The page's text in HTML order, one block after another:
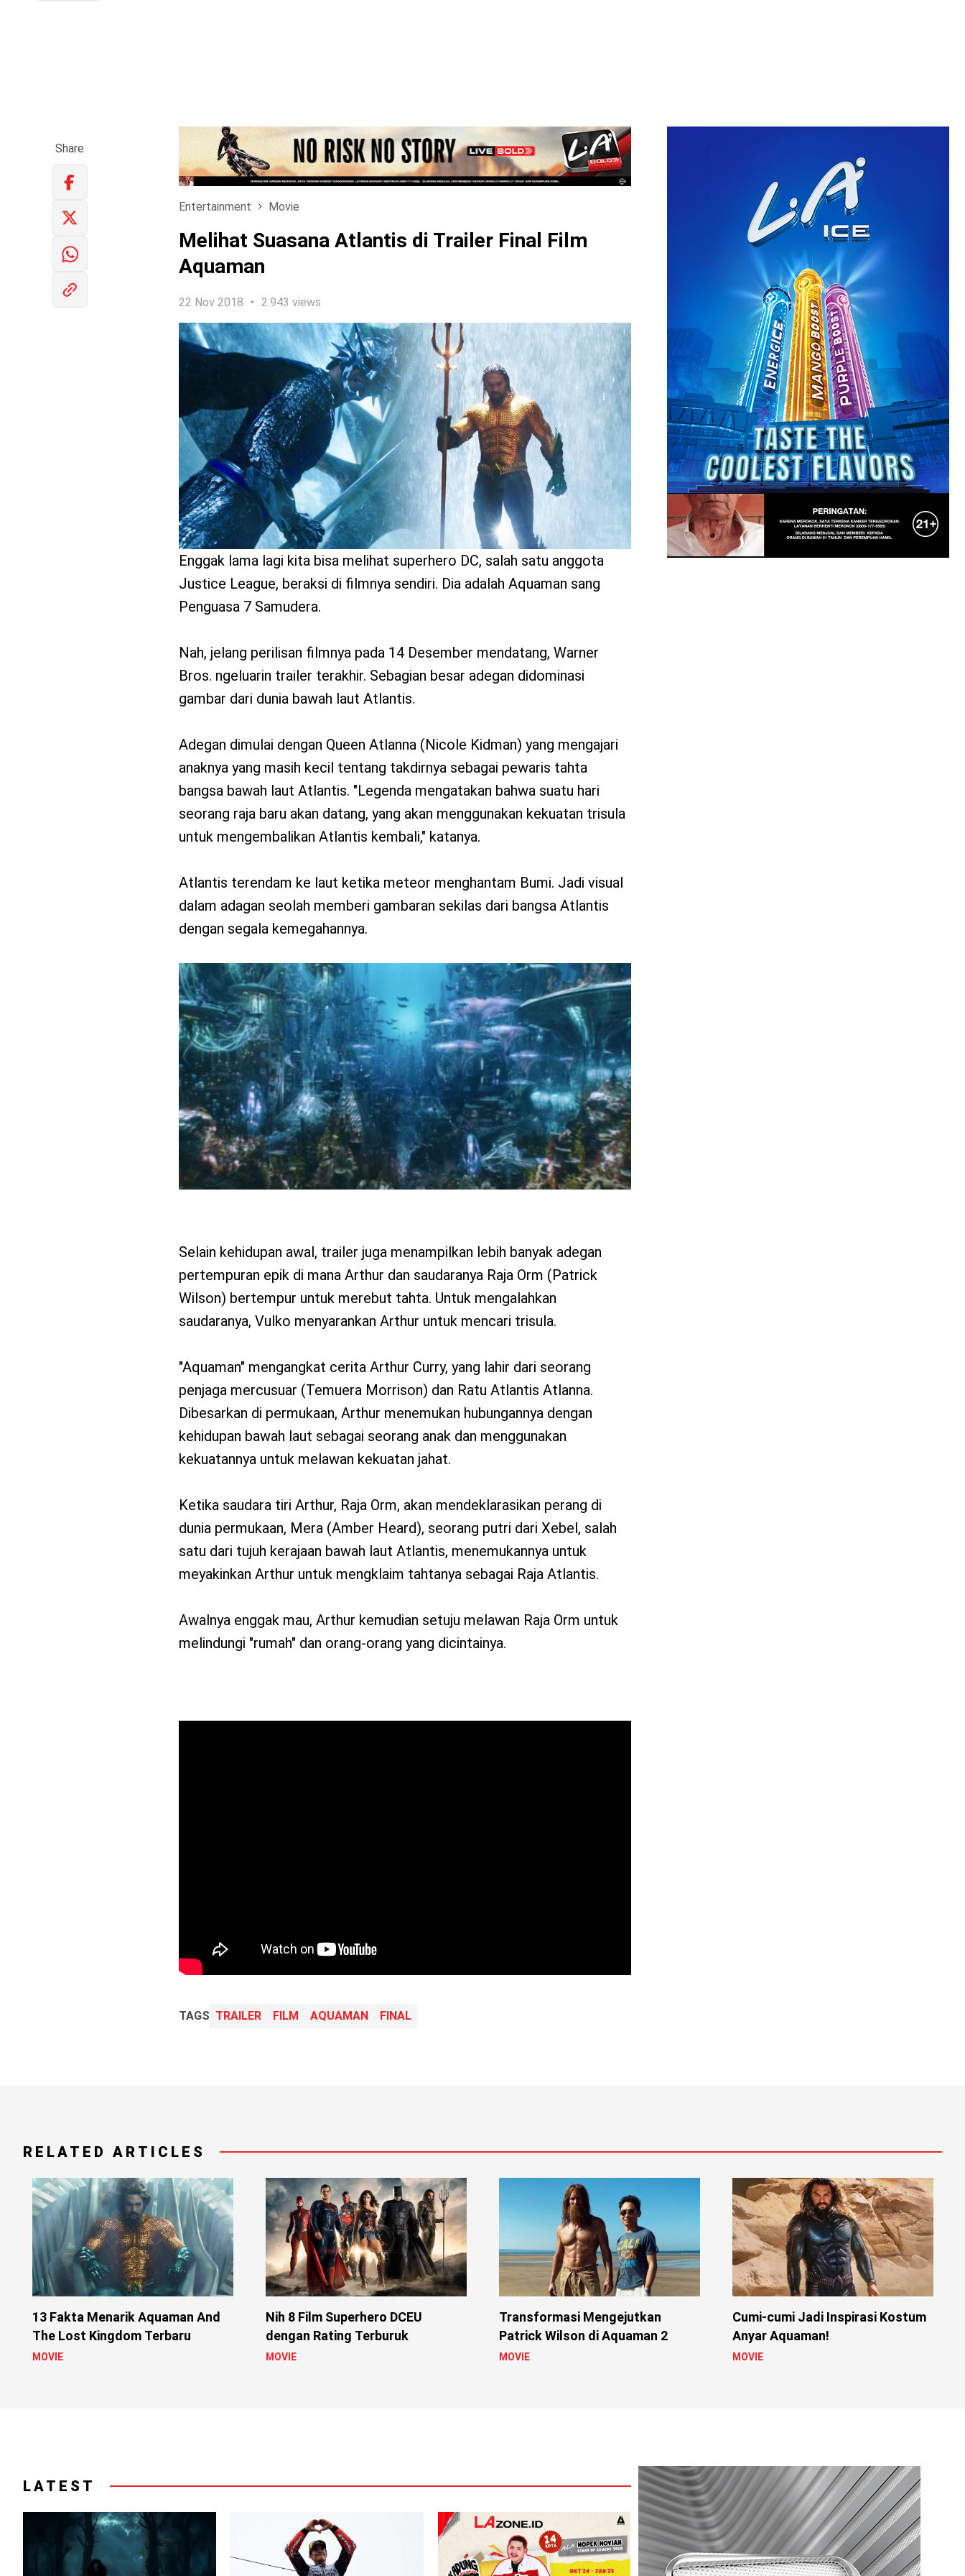
benefit
menarik
LOGIN
Share
Entertainment Movie
Melihat Suasana Atlantis di Trailer Final Film
Aquaman
22 Nov 2018 2.943 views
Enggak lama lagi kita bisa melihat superhero DC, salah satu anggota
Justice League, beraksi di filmnya sendiri. Dia adalah Aquaman sang
Penguasa 7 Samudera.
Nah, jelang perilisan filmnya pada 14 Desember mendatang, Warner
Bros. ngeluarin trailer terakhir. Sebagian besar adegan didominasi
gambar dari dunia bawah laut Atlantis.
Adegan dimulai dengan Queen Atlanna (Nicole Kidman) yang mengajari
anaknya yang masih kecil tentang takdirnya sebagai pewaris tahta
bangsa bawah laut Atlantis. "Legenda mengatakan bahwa suatu hari
seorang raja baru akan datang, yang akan menggunakan kekuatan trisula
untuk mengembalikan Atlantis kembali," katanya.
Atlantis terendam ke laut ketika meteor menghantam Bumi. Jadi visual
dalam adagan seolah memberi gambaran sekilas dari bangsa Atlantis
dengan segala kemegahannya.
Selain kehidupan awal, trailer juga menampilkan lebih banyak adegan
pertempuran epik di mana Arthur dan saudaranya Raja Orm (Patrick
Wilson) bertempur untuk merebut tahta. Untuk mengalahkan
saudaranya, Vulko menyarankan Arthur untuk mencari trisula.
"Aquaman" mengangkat cerita Arthur Curry, yang lahir dari seorang
penjaga mercusuar (Temuera Morrison) dan Ratu Atlantis Atlanna.
Dibesarkan di permukaan, Arthur menemukan hubungannya dengan
kehidupan bawah laut sebagai seorang anak dan menggunakan
kekuatannya untuk melawan kekuatan jahat.
Ketika saudara tiri Arthur, Raja Orm, akan mendeklarasikan perang di
dunia permukaan, Mera (Amber Heard), seorang putri dari Xebel, salah
satu dari tujuh kerajaan bawah laut Atlantis, menemukannya untuk
meyakinkan Arthur untuk mengklaim tahtanya sebagai Raja Atlantis.
Awalnya enggak mau, Arthur kemudian setuju melawan Raja Orm untuk
melindungi "rumah" dan orang-orang yang dicintainya.
TAGS TRAILER FILM AQUAMAN FINAL
RELATED ARTICLES
13 Fakta Menarik Aquaman And
The Lost Kingdom Terbaru
MOVIE
Nih 8 Film Superhero DCEU
dengan Rating Terburuk
MOVIE
Transformasi Mengejutkan
Patrick Wilson di Aquaman 2
MOVIE
Cumi-cumi Jadi Inspirasi Kostum
Anyar Aquaman!
MOVIE
LATEST